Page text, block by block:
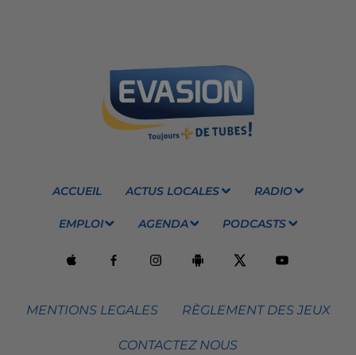
ACCUEIL ACTUS LOCALES RADIO
EMPLOI AGENDA PODCASTS
MENTIONS LEGALES RÈGLEMENT DES JEUX
CONTACTEZ NOUS